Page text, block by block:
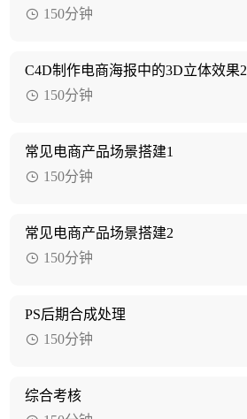
150分钟
C4D制作电商海报中的3D立体效果2
150分钟
常见电商产品场景搭建1
150分钟
常见电商产品场景搭建2
150分钟
PS后期合成处理
150分钟
综合考核